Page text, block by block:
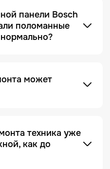
панели Bosch
поломанные
и увидеть, что
может
диагностики, когда
Чтобы ее
техника должна
техника уже
как до